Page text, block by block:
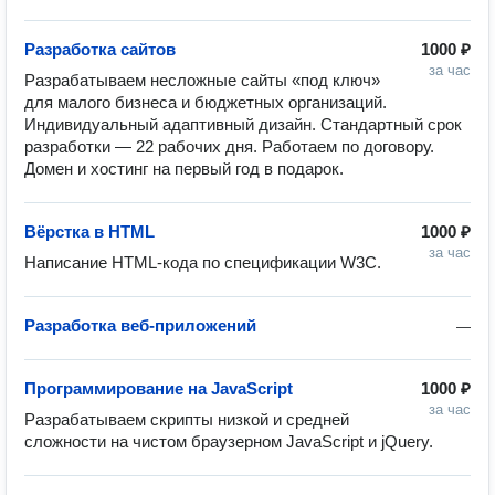
1000 ₽
за час
Разработка сайтов
Разрабатываем несложные сайты «под ключ»
для малого бизнеса и бюджетных организаций.
Индивидуальный адаптивный дизайн. Стандартный срок
разработки — 22 рабочих дня. Работаем по договору.
Домен и хостинг на первый год в подарок.
1000 ₽
за час
Вёрстка в HTML
Написание HTML-кода по спецификации W3C.
—
Разработка веб-приложений
1000 ₽
за час
Программирование на JavaScript
Разрабатываем скрипты низкой и средней
сложности на чистом браузерном JavaScript и jQuery.